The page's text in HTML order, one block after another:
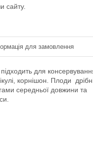
сайту.
для замовлення
для
корнiшон. Плоди
середньої довжини та